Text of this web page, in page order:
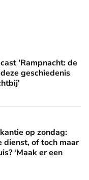
de Titanic': 'We
'Rampnacht: de
geschiedenis
naar een
op zondag:
dienst, of toch maar
‘Maak er een